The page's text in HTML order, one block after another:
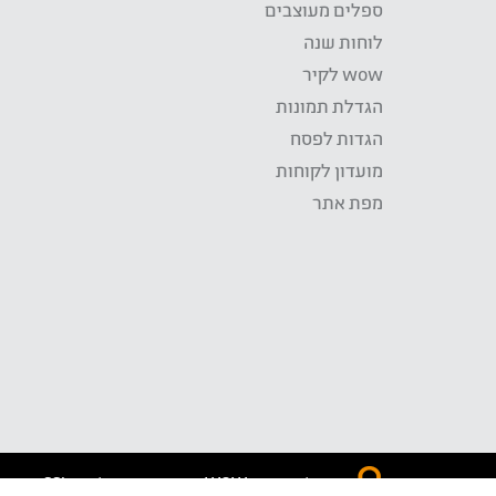
ספלים מעוצבים
לוחות שנה
wow לקיר
הגדלת תמונות
הגדות לפסח
מועדון לקוחות
מפת אתר
התשלום באתר WOW מאובטח בטכנולוגית SSL